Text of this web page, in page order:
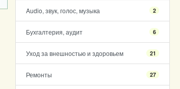
Audio, звук, голос, музыка 2
Бухгалтерия, аудит 6
Уход за внешностью и здоровьем 21
Ремонты 27